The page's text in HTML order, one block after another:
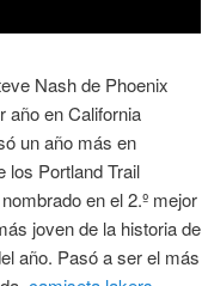
Nash de Phoenix
año en California
un año más en
los Portland Trail
en el 2.º mejor
joven de la historia de
año. Pasó a ser el más